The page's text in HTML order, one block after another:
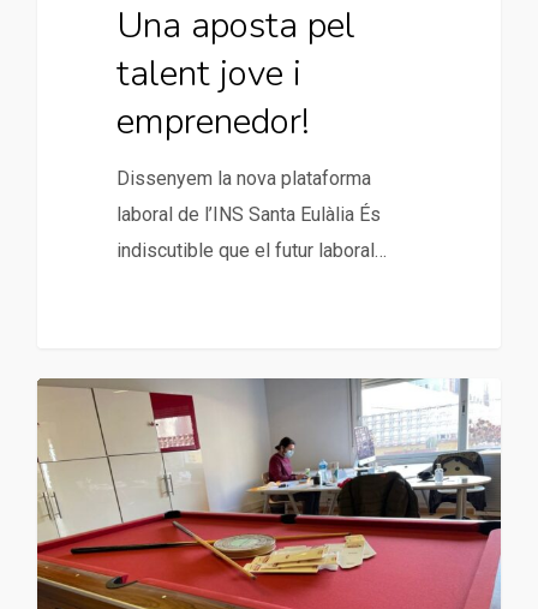
Una aposta pel
talent jove i
emprenedor!
Dissenyem la nova plataforma
laboral de l’INS Santa Eulàlia És
indiscutible que el futur laboral…